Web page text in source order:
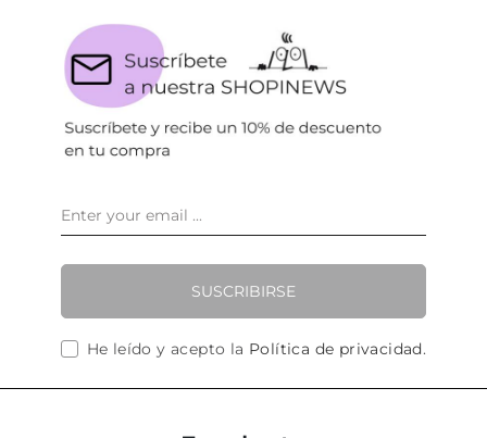
SUSCRIBIRSE
He leído y acepto la Política de privacidad.